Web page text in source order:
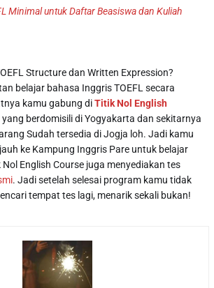
Minimal untuk Daftar Beasiswa dan Kuliah
Structure dan Written Expression?
belajar bahasa Inggris TOEFL secara
kamu gabung diTitik Nol English
berdomisili di Yogyakarta dan sekitarnya
Sudah tersedia di Jogja loh. Jadi kamu
ke Kampung Inggris Pare untuk belajar
English Course juga menyediakan tes
. Jadi setelah selesai program kamu tidak
tempat tes lagi, menarik sekali bukan!